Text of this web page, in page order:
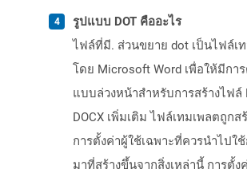
รูปแบบ DOT คืออะไร
ไฟล์ที่มี. ส่วนขยาย dot เป็นไฟล์เ
โดย Microsoft Word เพื่อให้มีกา
แบบล่วงหน้าสำหรับการสร้างไฟล์
DOCX เพิ่มเติม ไฟล์เทมเพลตถูกส
การตั้งค่าผู้ใช้เฉพาะที่ควรนำไปใ
มาที่สร้างขึ้นจากสิ่งเหล่านี้ การตั้ง